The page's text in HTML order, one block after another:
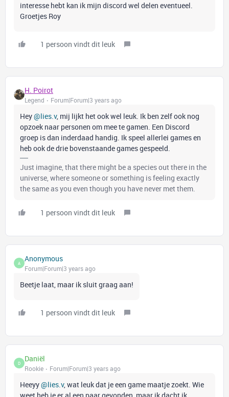
interesse hebt kan ik mijn discord wel delen eventueel.
Groetjes Roy
1 persoon vindt dit leuk
H. Poirot
Legend Forum|Forum|3 years ago
Hey@lies.v, mij lijkt het ook wel leuk. Ik ben zelf ook nog
opzoek naar personen om mee te gamen. Een Discord
groep is dan inderdaad handig. Ik speel allerlei games en
heb ook de drie bovenstaande games gespeeld.
Just imagine, that there might be a species out there in the
universe, where someone or something is feeling exactly
the same as you even though you have never met them.
1 persoon vindt dit leuk
A Anonymous
Forum|Forum|3 years ago
Beetje laat, maar ik sluit graag aan!
1 persoon vindt dit leuk
D Daniël
Rookie Forum|Forum|3 years ago
Heeyy@lies.v, wat leuk dat je een game maatje zoekt. Wie